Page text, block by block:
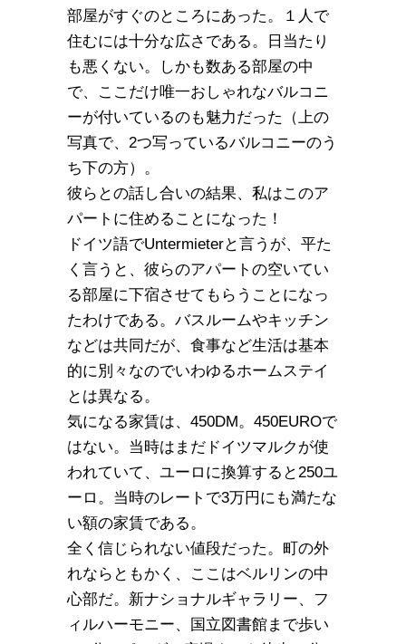
部屋がすぐのところにあった。１人で
住むには十分な広さである。日当たり
も悪くない。しかも数ある部屋の中
で、ここだけ唯一おしゃれなバルコニ
ーが付いているのも魅力だった（上の
写真で、2つ写っているバルコニーのう
ち下の方）。
彼らとの話し合いの結果、私はこのア
パートに住めることになった！
ドイツ語でUntermieterと言うが、平た
く言うと、彼らのアパートの空いてい
る部屋に下宿させてもらうことになっ
たわけである。バスルームやキッチン
などは共同だが、食事など生活は基本
的に別々なのでいわゆるホームステイ
とは異なる。
気になる家賃は、450DM。450EUROで
はない。当時はまだドイツマルクが使
われていて、ユーロに換算すると250ユ
ーロ。当時のレートで3万円にも満たな
い額の家賃である。
全く信じられない値段だった。町の外
れならともかく、ここはベルリンの中
心部だ。新ナショナルギャラリー、フ
ィルハーモニー、国立図書館まで歩い